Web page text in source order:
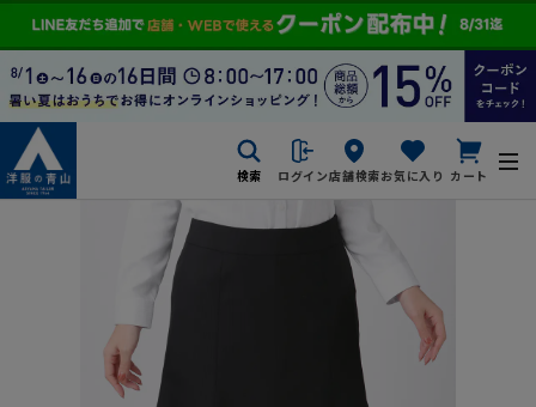
検索 ログイン店舗検索お気に入り カート